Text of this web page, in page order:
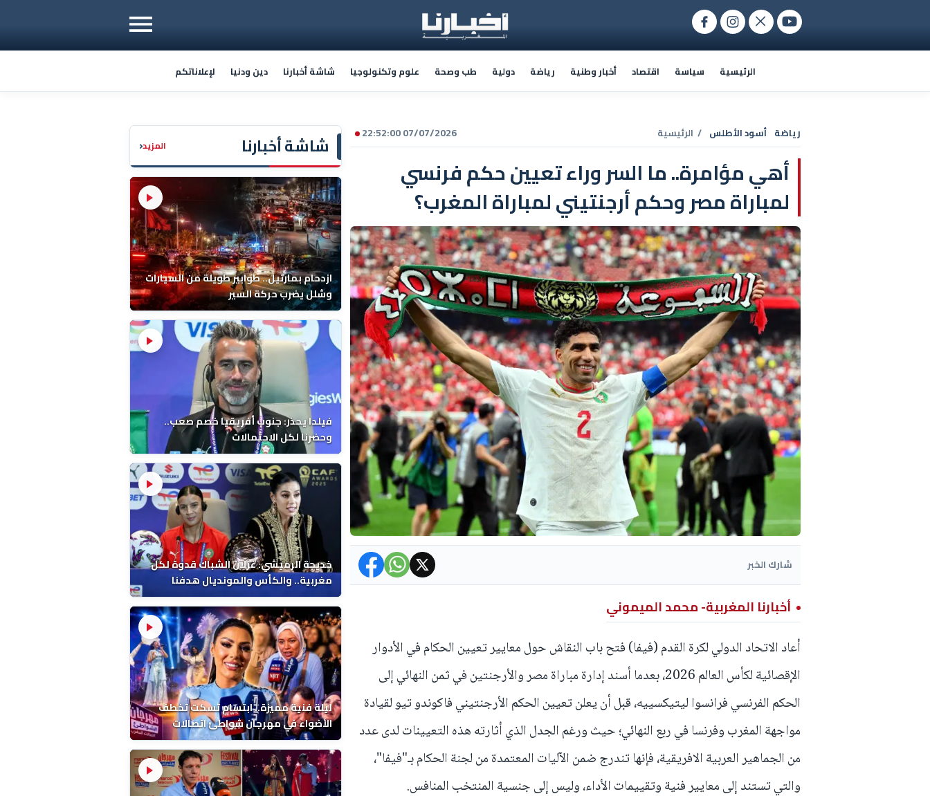
الرئيسية سياسة اقتصاد أخبار وطنية رياضة دولية طب وصحة علوم وتكنولوجيا شاشة أخبارنا دين ودنيا لإعلاناتكم
شاشة أخبارنا المزيد‹
ازدحام بمارتيل.. طوابير طويلة من السيارات
وشلل يضرب حركة السير
فيلدا يحذر: جنوب أفريقيا خصم صعب..
وحضرنا لكل الاحتمالات
خديجة الرميشي: غزلان الشباك قدوة لكل
مغربية.. والكأس والمونديال هدفنا
ليلة فنية مميزة.. ابتسام تسكت تخطف
الأضواء في مهرجان شواطئ اتصالات
المغرب بالمضيق
07/07/2026 22:52:00 رياضة أسود الأطلس / الرئيسية
أهي مؤامرة.. ما السر وراء تعيين حكم فرنسي
لمباراة مصر وحكم أرجنتيني لمباراة المغرب؟
شارك الخبر
أخبارنا المغربية- محمد الميموني
أعاد الاتحاد الدولي لكرة القدم (فيفا) فتح باب النقاش حول معايير تعيين الحكام في الأدوار
الإقصائية لكأس العالم 2026، بعدما أسند إدارة مباراة مصر والأرجنتين في ثمن النهائي إلى
الحكم الفرنسي فرانسوا ليتيكسييه، قبل أن يعلن تعيين الحكم الأرجنتيني فاكوندو تيو لقيادة
مواجهة المغرب وفرنسا في ربع النهائي؛ حيث ورغم الجدل الذي أثارته هذه التعيينات لدى عدد
من الجماهير العربية الافريقية، فإنها تندرج ضمن الآليات المعتمدة من لجنة الحكام بـ"فيفا"،
والتي تستند إلى معايير فنية وتقييمات الأداء، وليس إلى جنسية المنتخب المنافس.